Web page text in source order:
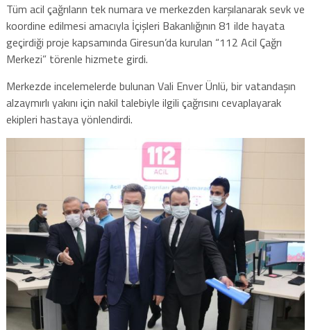
Tüm acil çağrıların tek numara ve merkezden karşılanarak sevk ve
koordine edilmesi amacıyla İçişleri Bakanlığının 81 ilde hayata
geçirdiği proje kapsamında Giresun’da kurulan “112 Acil Çağrı
Merkezi” törenle hizmete girdi.
Merkezde incelemelerde bulunan Vali Enver Ünlü, bir vatandaşın
alzaymırlı yakını için nakil talebiyle ilgili çağrısını cevaplayarak
ekipleri hastaya yönlendirdi.